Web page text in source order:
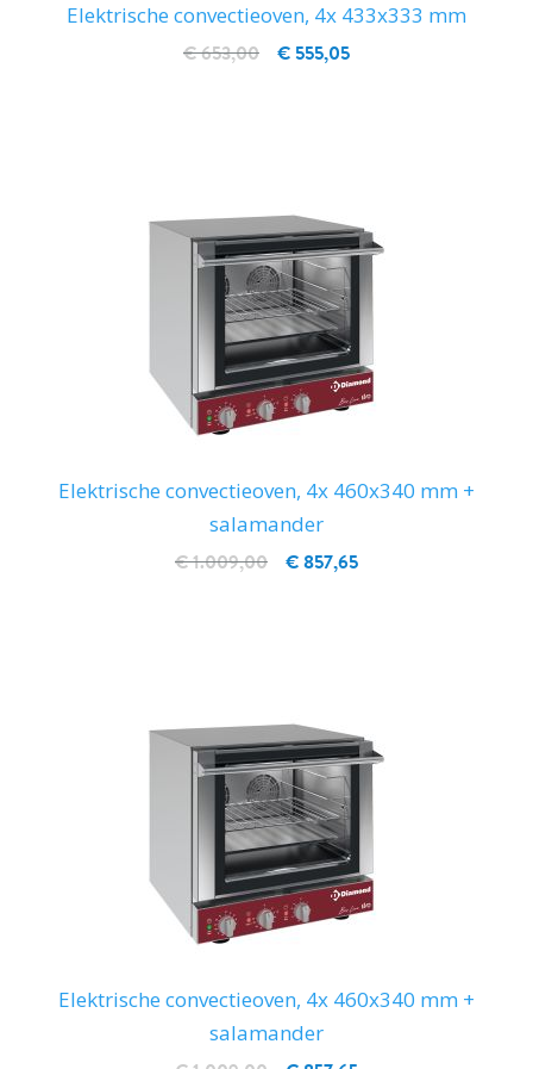
Elektrische convectieoven, 4x 433x333 mm
€ 555,05
€ 653,00
Elektrische convectieoven, 4x 460x340 mm +
salamander
€ 857,65
€ 1.009,00
Elektrische convectieoven, 4x 460x340 mm +
salamander